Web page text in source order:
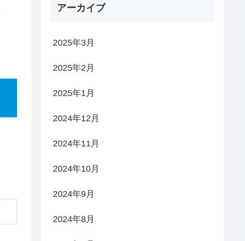
アーカイブ
2025年3月
2025年2月
2025年1月
2024年12月
2024年11月
2024年10月
2024年9月
2024年8月